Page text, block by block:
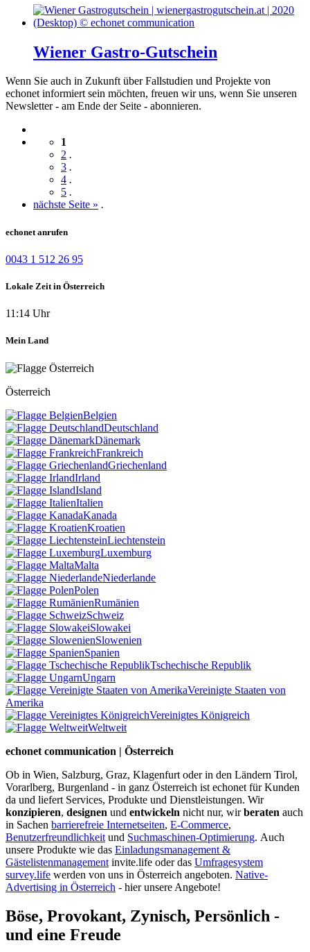
Wiener Gastro-Gutschein
Wenn Sie auch in Zukunft über Fallstudien und Projekte von
echonet informiert sein möchten, freuen wir uns, wenn Sie unseren
Newsletter - am Ende der Seite - abonnieren.
1
2 .
3 .
4 .
5 .
nächste Seite » .
echonet anrufen
0043 1 512 26 95
Lokale Zeit in Österreich
11:14 Uhr
Mein Land
Österreich
Belgien
Deutschland
Dänemark
Frankreich
Griechenland
Irland
Island
Italien
Kanada
Kroatien
Liechtenstein
Luxemburg
Malta
Niederlande
Polen
Rumänien
Schweiz
Slowakei
Slowenien
Spanien
Tschechische Republik
Ungarn
Vereinigte Staaten von
Amerika
Vereinigtes Königreich
Weltweit
echonet communication | Österreich
Ob in Wien, Salzburg, Graz, Klagenfurt oder in den Ländern Tirol,
Vorarlberg, Burgenland - in ganz Österreich ist echonet für Kunden
da und liefert Services, Produkte und Dienstleistungen. Wir
konzipieren, designen und entwickeln nicht nur, wirberaten auch
in Sachen barrierefreie Internetseiten, E-Commerce,
Benutzerfreundlichkeit und Suchmaschinen-Optimierung. Auch
unsere Produkte wie das Einladungsmanagement &
Gästelistenmanagement invite.life oder das Umfragesystem
survey.life werden von uns in Österreich angeboten. Native-
Advertising in Österreich - hier unsere Angebote!
Böse, Provokant, Zynisch, Persönlich -
und eine Freude